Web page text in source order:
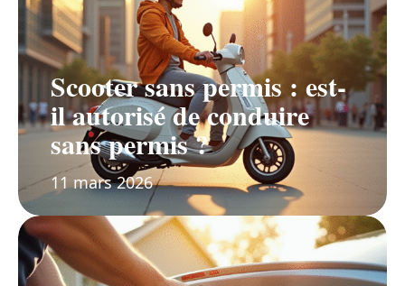
Scooter sans permis : est-
il autorisé de conduire
sans permis ?
11 mars 2026